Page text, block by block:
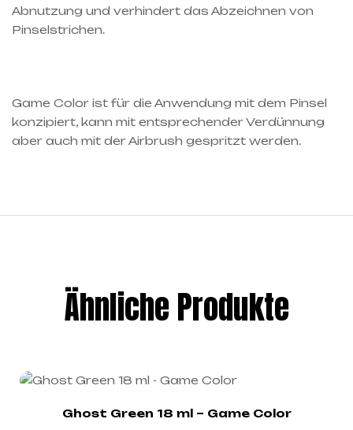
Abnutzung und verhindert das Abzeichnen von
Pinselstrichen.
Game Color ist für die Anwendung mit dem Pinsel
konzipiert, kann mit entsprechender Verdünnung
aber auch mit der Airbrush gespritzt werden.
Ähnliche Produkte
Ghost Green 18 ml – Game Color